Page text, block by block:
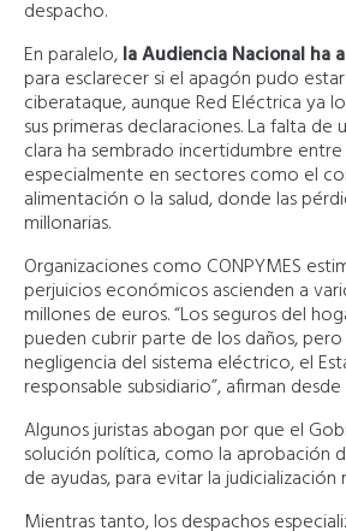
despacho.
En paralelo,la Audiencia Nacional ha
para esclarecer si el apagón pudo
ciberataque, aunque Red Eléctrica ya
sus primeras declaraciones. La falta de
clara ha sembrado incertidumbre
especialmente en sectores como el
alimentación o la salud, donde las
millonarias.
Organizaciones como CONPYMES
perjuicios económicos ascienden a
millones de euros. “Los seguros del
pueden cubrir parte de los daños,
negligencia del sistema eléctrico, el
responsable subsidiario”, afirman desde
Algunos juristas abogan por que el
solución política, como la aprobación
de ayudas, para evitar la judicialización
Mientras tanto, los despachos